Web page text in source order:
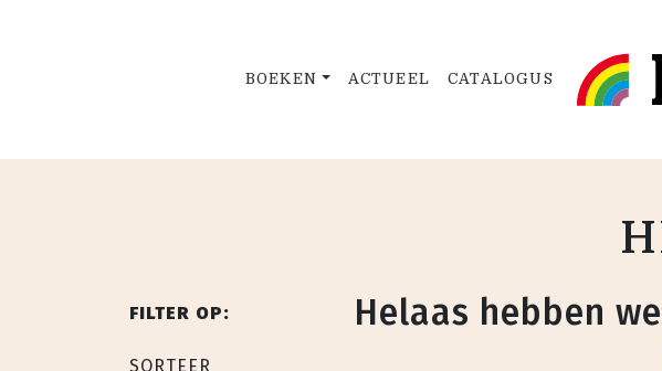
BOEKEN ACTUEEL CATALOGUS
FILTER OP:
SORTEER
Helaas hebben